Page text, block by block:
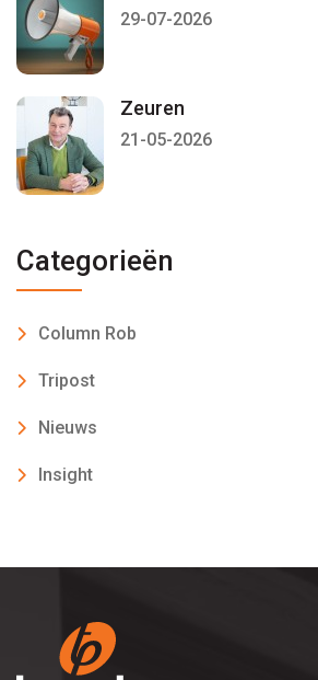
29-07-2026
Zeuren
21-05-2026
Categorieën
Column Rob
Tripost
Nieuws
Insight